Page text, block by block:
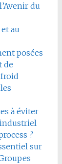
du
au
posées
de
froid
à éviter
?
sur